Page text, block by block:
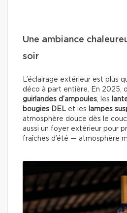
Une ambiance
soir
L’éclairage extérieur est plus
déco à part entière. En 2025,
guirlandes d’ampoules , les
bougies DEL et les lampes
atmosphère douce dès le
aussi un foyer extérieur pour
fraîches d’été — atmosphère